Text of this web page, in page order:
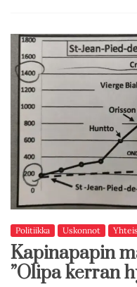
Politiikka Uskonnot
Kapinapapin
”Olipa kerran